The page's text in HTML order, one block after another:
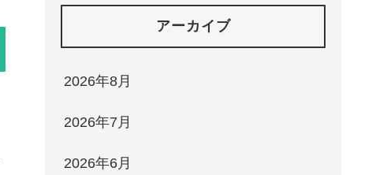
アーカイブ
2026年8月
2026年7月
2026年6月